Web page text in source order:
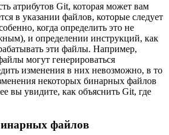
атрибутов Git, которая может вам
в указании файлов, которые следует
когда определить это не
и определении инструкций, как
эти файлы. Например,
могут генерироваться
изменения в них невозможно, в то
некоторых бинарных файлов
вы увидите, как объяснить Git, где
файлов